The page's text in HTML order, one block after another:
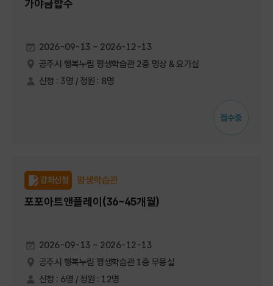
가야금합주
2026-09-13 ~ 2026-12-13
공주시 행복누림 평생학습관 2층 명상 & 요가실
신청 : 3명 / 정원 : 8명
접수중
강좌신청 평생학습관
포포아트앤플레이(36~45개월)
2026-09-13 ~ 2026-12-13
공주시 행복누림 평생학습관 1층 무용실
신청 : 6명 / 정원 : 12명